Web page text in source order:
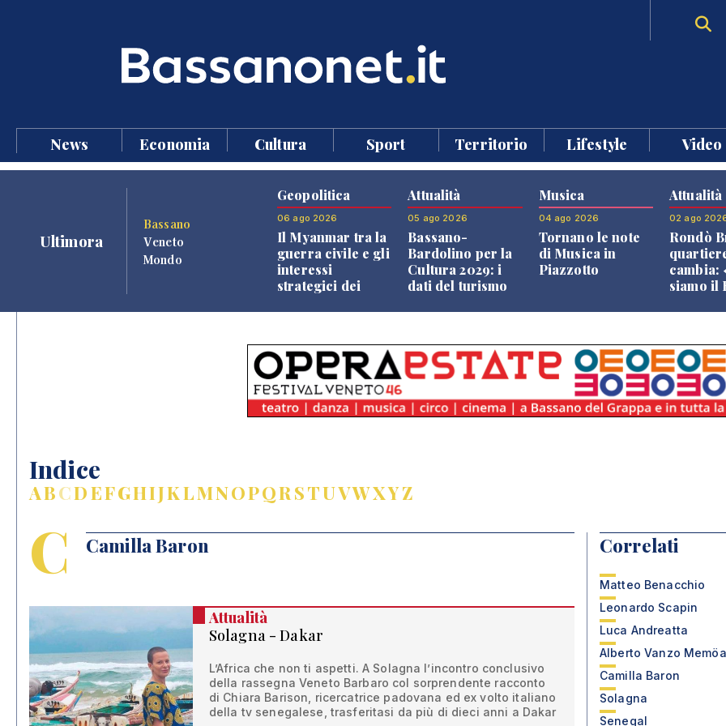
News Economia Cultura Sport Territorio Lifestyle Video
Ultimora
Bassano
Veneto
Mondo
Geopolitica
06 ago 2026
Il Myanmar tra la
guerra civile e gli
interessi
strategici dei
Attualità
05 ago 2026
Bassano-
Bardolino per la
Cultura 2029: i
dati del turismo
Musica
04 ago 2026
Tornano le note
di Musica in
Piazzotto
Attualità
02 ago
Rondò
cambia:
siamo il
Indice
ABCDEFGHIJKLMNOPQRSTUVWXYZ
C Camilla Baron
Attualità
Solagna - Dakar
L’Africa che non ti aspetti. A Solagna l’incontro conclusivo
della rassegna Veneto Barbaro col sorprendente racconto
di Chiara Barison, ricercatrice padovana ed ex volto italiano
della tv senegalese, trasferitasi da più di dieci anni a Dakar
Correlati
Matteo Benacchio
Leonardo Scapin
Luca Andreatta
Alberto Vanzo
Camilla Baron
Solagna
Senegal